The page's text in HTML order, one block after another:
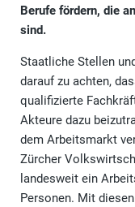
Berufe fördern, die
sind.
Staatliche Stellen
darauf zu achten,
qualifizierte
Akteure dazu
dem Arbeitsmarkt
Zürcher
landesweit ein
Personen. Mit